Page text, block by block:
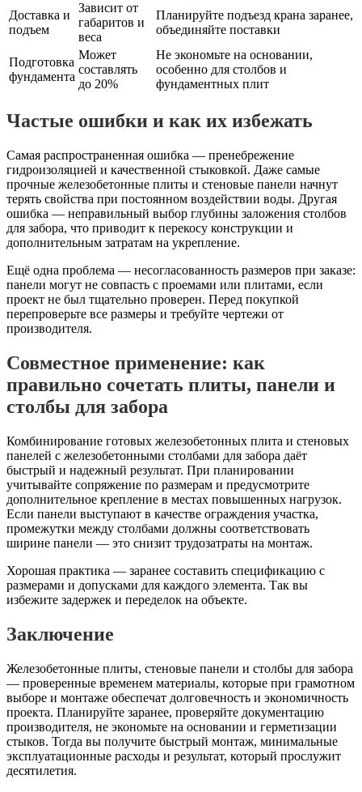
Доставка и
подъем
Зависит от
габаритов и
веса
Планируйте подъезд крана заранее,
объединяйте поставки
Подготовка
фундамента
Может
составлять
до 20%
Не экономьте на основании,
особенно для столбов и
фундаментных плит
Частые ошибки и как их избежать
Самая распространенная ошибка — пренебрежение
гидроизоляцией и качественной стыковкой. Даже самые
прочные железобетонные плиты и стеновые панели начнут
терять свойства при постоянном воздействии воды. Другая
ошибка — неправильный выбор глубины заложения столбов
для забора, что приводит к перекосу конструкции и
дополнительным затратам на укрепление.
Ещё одна проблема — несогласованность размеров при заказе:
панели могут не совпасть с проемами или плитами, если
проект не был тщательно проверен. Перед покупкой
перепроверьте все размеры и требуйте чертежи от
производителя.
Совместное применение: как
правильно сочетать плиты, панели и
столбы для забора
Комбинирование готовых железобетонных плита и стеновых
панелей с железобетонными столбами для забора даёт
быстрый и надежный результат. При планировании
учитывайте сопряжение по размерам и предусмотрите
дополнительное крепление в местах повышенных нагрузок.
Если панели выступают в качестве ограждения участка,
промежутки между столбами должны соответствовать
ширине панели — это снизит трудозатраты на монтаж.
Хорошая практика — заранее составить спецификацию с
размерами и допусками для каждого элемента. Так вы
избежите задержек и переделок на объекте.
Заключение
Железобетонные плиты, стеновые панели и столбы для забора
— проверенные временем материалы, которые при грамотном
выборе и монтаже обеспечат долговечность и экономичность
проекта. Планируйте заранее, проверяйте документацию
производителя, не экономьте на основании и герметизации
стыков. Тогда вы получите быстрый монтаж, минимальные
эксплуатационные расходы и результат, который прослужит
десятилетия.